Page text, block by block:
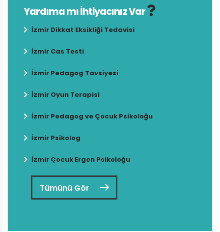
Yardıma mı İhtiyacınız Var
İzmir Dikkat Eksikliği Tedavisi
İzmir Cas Testi
İzmir Pedagog Tavsiyesi
İzmir Oyun Terapisi
İzmir Pedagog ve Çocuk Psikoloğu
İzmir Psikolog
İzmir Çocuk Ergen Psikoloğu
Tümünü Gör